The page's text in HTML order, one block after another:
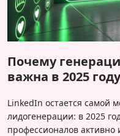
Почему
важна в 2025 году
LinkedIn остается самой
лидогенерации: в 2025
профессионалов активно